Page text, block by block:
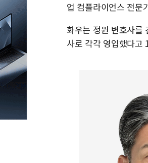
업 컴플라이언스 전문
화우는 정원 변호사를
사로 각각 영입했다고